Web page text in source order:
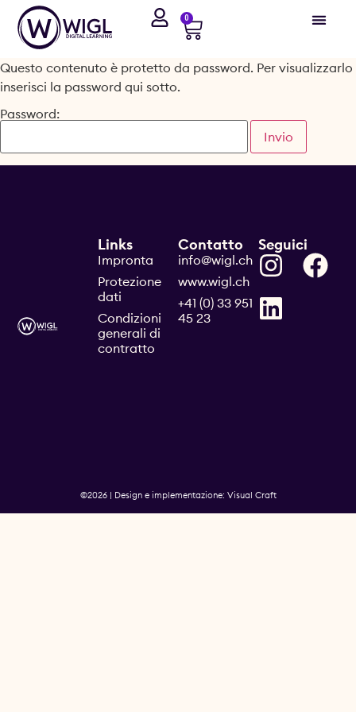
0
Questo contenuto è protetto da password. Per visualizzarlo
inserisci la password qui sotto.
Password:
Contatto
info@wigl.ch
www.wigl.ch
+41 (0) 33 951
45 23
Links
Impronta
Protezione
dati
Condizioni
generali di
contratto
Seguici
©2026 | Design e implementazione: Visual Craft